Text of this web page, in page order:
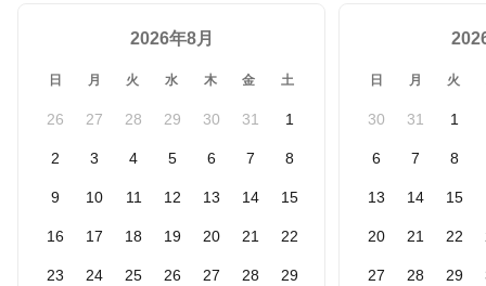
2026年8月
日 月 火 水 木 金 土
26 27 28 29 30 31 1
2 3 4 5 6 7 8
9 10 11 12 13 14 15
16 17 18 19 20 21 22
23 24 25 26 27 28 29
日 月 火
30 31 1
6 7 8
13 14 15
20 21 22
27 28 29